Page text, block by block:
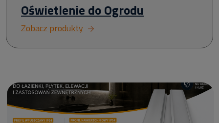
Oświetlenie do Ogrodu
Zobacz produkty